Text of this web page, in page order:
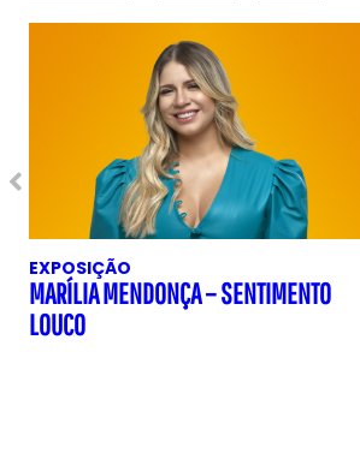
EXPOSIÇÃO
MARÍLIA MENDONÇA – SENTIMENTO
LOUCO